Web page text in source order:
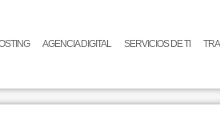
AGENCIA DIGITAL SERVICIOS DE TI